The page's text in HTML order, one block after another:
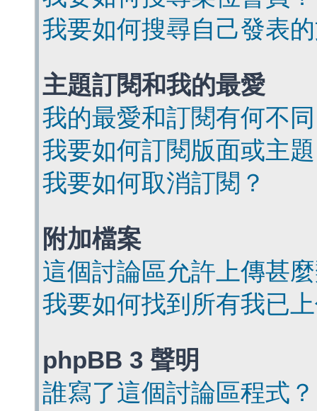
我要如何搜尋自己發表
主題訂閱和我的最愛
我的最愛和訂閱有何不
我要如何訂閱版面或主
我要如何取消訂閱？
附加檔案
這個討論區允許上傳甚
我要如何找到所有我已
phpBB 3 聲明
誰寫了這個討論區程式？